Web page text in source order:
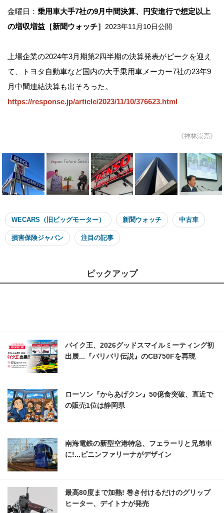
金曜日： 乗用車大手7社の9月中間決算、円安進行で想定以上
の増収増益［新聞ウォッチ］ 2023年11月10日公開
上場企業の2024年3月期第2四半期の決算発表がピークを迎え
て、トヨタ自動車など国内の大手乗用車メーカー7社の23年9
月中間連結決算も出そろった。
https://response.jp/article/2023/11/10/376623.html
《神林崇亮》
WECARS（旧ビッグモーター） 新聞ウォッチ 中古車
損害保険ジャパン 注目の記事
ピックアップ
バイク王、2026グッドスマイルミーティング初
出展...『バリバリ伝説』のCB750Fを再現
ローソン『からあげクン』50億食突破、直近で
の販売1位は静岡県
南海電鉄の新型空港特急、フェラーリと兄弟車
に!...ピニンファリーナがデザイン
最高80度まで加熱! 巻き付けるだけのグリップ
ヒーター、デイトナが発売